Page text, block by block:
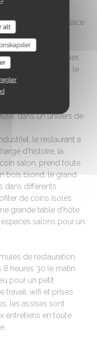
alt
Film en lieu et place
a tout
un univers
confortable et des
En cuisine, le
une cuisine
dans un univers de
le restaurant a
d'histoire, la
salon, prend toute
bois blond, le grand
dans différents
de coins isolés
grande table d'hôte
salons pour un
de restauration
8 heures 30 le matin
pour un petit
travail: wifi et prises
les assises sont
entretiens en toute